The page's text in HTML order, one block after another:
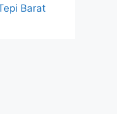
Barat